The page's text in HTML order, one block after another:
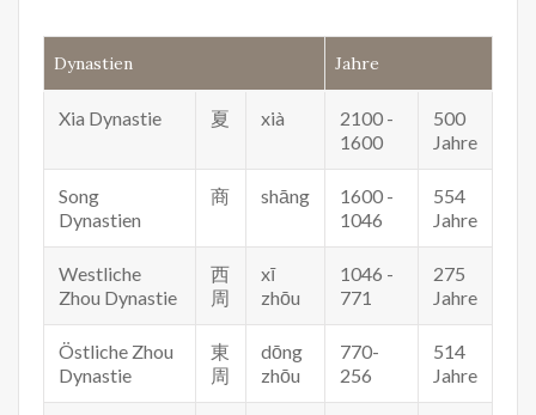
Dynastien Jahre
Xia Dynastie 夏 xià
2100 -
1600
500
Jahre
Song
Dynastien
商 shāng
1600 -
1046
554
Jahre
Westliche
Zhou Dynastie
西
周
xī
zhōu
1046 -
771
275
Jahre
Östliche Zhou
Dynastie
東
周
dōng
zhōu
770-
256
514
Jahre